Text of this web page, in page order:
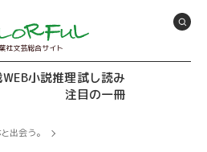
社文芸総合サイト
WEB小説推理試し読み
注目の一冊
出会う。